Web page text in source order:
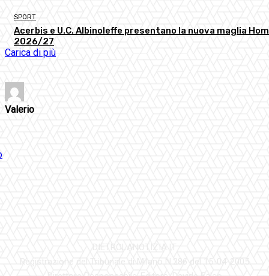
SPORT
Acerbis e U.C. Albinoleffe presentano la nuova maglia
2026/27
Carica di più
Valerio